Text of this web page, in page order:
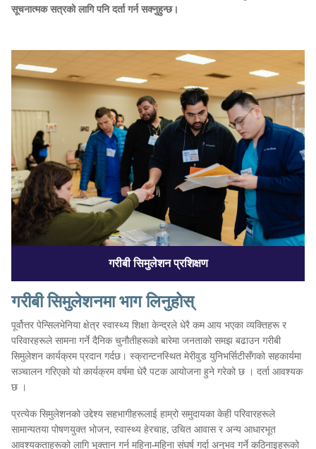
सूचनात्मक सत्रको लागि पनि दर्ता गर्न सक्नुहुन्छ।
गरीबी सिमुलेशन प्रशिक्षण
गरीबी सिमुलेशनमा भाग लिनुहोस्
पूर्वोत्तर पेन्सिलभेनिया क्षेत्र स्वास्थ्य शिक्षा केन्द्रले धेरै कम आय भएका व्यक्तिहरू र
परिवारहरूले सामना गर्ने दैनिक चुनौतीहरूको बारेमा जनताको समझ बढाउन गरीबी
सिमुलेशन कार्यक्रम प्रदान गर्दछ। स्क्रान्टनस्थित मेरीवुड युनिभर्सिटीसँगको सहकार्यमा
सञ्चालन गरिएको यो कार्यक्रम वर्षमा धेरै पटक आयोजना हुने गरेको छ । दर्ता आवश्यक
छ ।
प्रत्येक सिमुलेशनको उद्देश्य सहभागीहरूलाई हाम्रो समुदायका केही परिवारहरूले
सामान्यतया पोषणयुक्त भोजन, स्वास्थ्य हेरचाह, उचित आवास र अन्य आधारभूत
आवश्यकताहरूको लागि भुक्तान गर्न महिना-महिना संघर्ष गर्दा अनुभव गर्ने कठिनाइहरूको